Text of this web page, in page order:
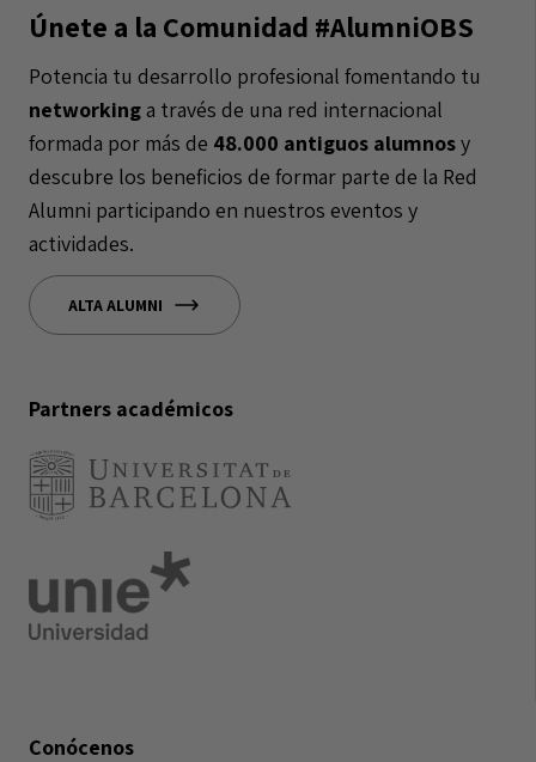
Únete a la Comunidad #AlumniOBS
Potencia tu desarrollo profesional fomentando tu
networkinga través de una red internacional
formada por más de 48.000 antiguos alumnosy
descubre los beneficios de formar parte de la Red
Alumni participando en nuestros eventos y
actividades.
ALTA ALUMNI
Partners académicos
Conócenos